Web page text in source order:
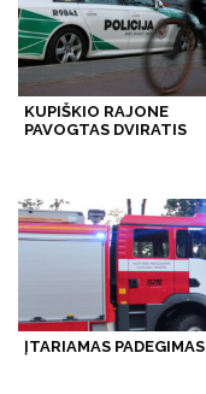
KUPIŠKIO RAJONE
PAVOGTAS DVIRATIS
ĮTARIAMAS PADEGIMAS